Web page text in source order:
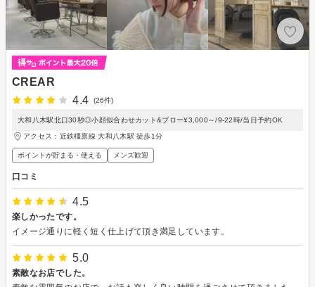
CREAR
4.4
(26件)
大和八木駅北口30秒◎小顔似合わせカット&ブロー¥3,000～/9-22時/当日予約OK
アクセス：近鉄橿原線 大和八木駅 徒歩1分
ポイントが貯まる・使える メンズ歓迎
口コミ
4.5
楽しかったです。
イメージ通りに軽く短く仕上げて頂き満足しています。
5.0
素敵なお店でした。